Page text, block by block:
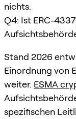
nichts.
Q4: Ist ERC-
Stand 2026
Einordnung von
weiter. ESMA
spezifischen